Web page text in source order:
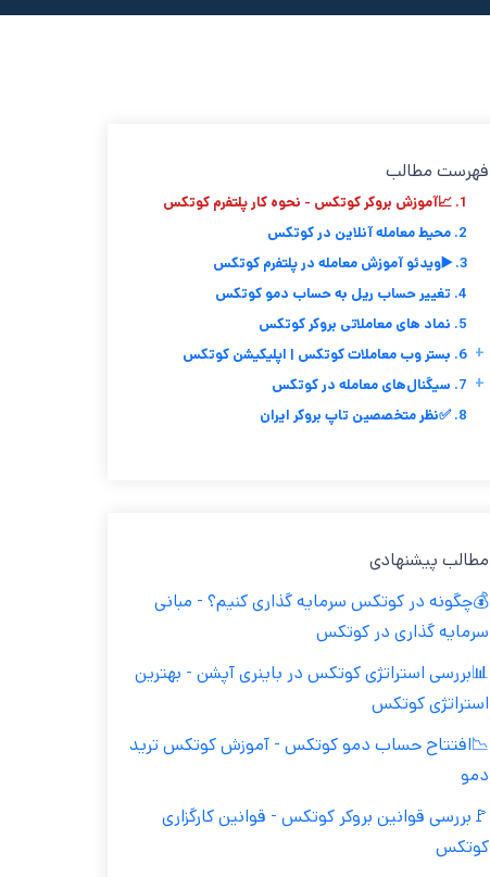
فهرست مطالب
1. 📈آموزش بروکر کوتکس - نحوه کار پلتفرم کوتکس
2. محیط معامله آنلاین در کوتکس
3. ▶️ویدئو آموزش معامله در پلتفرم کوتکس
4. تغییر حساب ریل به حساب دمو کوتکس
5. نماد های معاملاتی بروکر کوتکس
6. بستر وب معاملات کوتکس | اپلیکیشن کوتکس +
7. سیگنال‌های معامله در کوتکس +
8. ✅نظر متخصصین تاپ بروکر ایران
مطالب پیشنهادی
💰چگونه در کوتکس سرمایه گذاری کنیم؟ - مبانی
سرمایه گذاری در کوتکس
📊بررسی استراتژی کوتکس در باینری آپشن - بهترین
استراتژی کوتکس
📉افتتاح حساب دمو کوتکس - آموزش کوتکس ترید
دمو
🚩بررسی قوانین بروکر کوتکس - قوانین کارگزاری
کوتکس